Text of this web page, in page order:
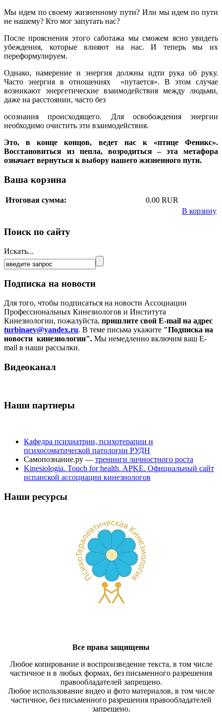
Мы идем по своему жизненному пути? Или мы идем по пути
не нашему? Кто мог запутать нас?
После прояснения этого саботажа мы сможем ясно увидеть
убеждения, которые влияют на нас. И теперь мы их
переформулируем.
Однако, намерение и энергия должны идти рука об руку.
Часто энергия в отношениях «путается». В этом случае
возникают энергетические взаимодействия между людьми,
даже на расстоянии, часто без
осознания происходящего. Для освобождения энергии
необходимо очистить эти взаимодействия.
Это, в конце концов, ведет нас к «птице Феникс».
Восстановиться из пепла, возродиться – эта метафора
означает вернуться к выбору нашего жизненного пути.
Ваша корзина
Итоговая сумма:
0.00 RUR
В корзину
Поиск по сайту
Искать...
Подписка на новости
Для того, чтобы подписаться на новости Ассоциации
Профессиональных Кинезиологов и Института
Кинезиологии, пожалуйста, пришлите свой E-mail на адрес
turbinaev@yandex.ru. В теме письма укажите "Подписка на
новости кинезиологии". Мы немедленно включим ваш E-
mail в наши рассылки.
Видеоканал
Наши партнеры
Кафедра психиатрии, психотерапии и
психосоматической патологии РУДН
Самопознание.ру — тренинги личностного роста
Kinesiologia. Touch for health. APKE. Официальный сайт
испанской ассоциации кинезиологов
Наши ресурсы
Все права защищены
Любое копирование и воспроизведение текста, в том числе
частичное и в любых формах, без письменного разрешения
правообладателей запрещено.
Любое использование видео и фото материалов, в том числе
частичное, без письменного разрешения правообладателей
запрещено.